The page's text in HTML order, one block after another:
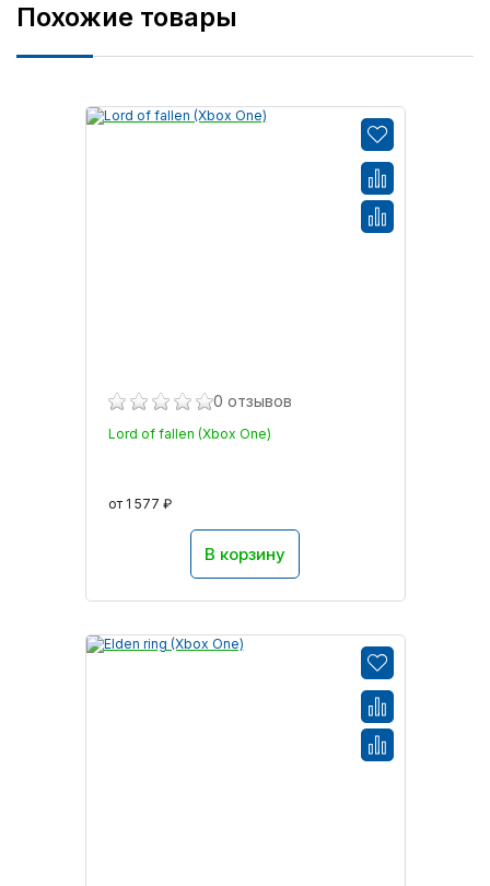
Похожие товары
0 отзывов
Lord of fallen (Xbox One)
от 1 577 ₽
В корзину